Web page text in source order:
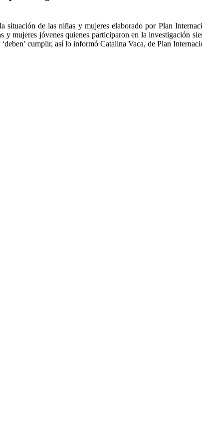
de las niñas y mujeres elaborado por Plan
mujeres jóvenes quienes participaron en la investigación
cumplir, así lo informó Catalina Vaca, de Plan